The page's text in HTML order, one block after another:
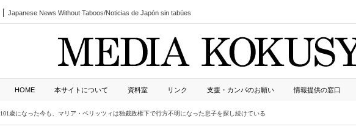
Japanese News Without Taboos/Noticias de Japón sin tabúes
HOME 本サイトについて 資料室 リンク 支援・カンパのお願い 情報提供の窓口
101歳になった今も、マリア・ベリッツィは独裁政権下で行方不明になった息子を探し続けている